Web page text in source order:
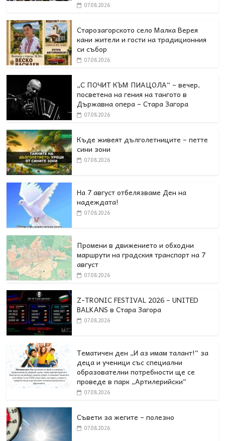
07.08.2026
Старозагорското село Малка Верея
кани жители и гости на традиционния
си събор
07.08.2026
„С ПОЧИТ КЪМ ПИАЦОЛА“ – вечер,
посветена на гения на тангото в
Държавна опера – Стара Загора
07.08.2026
Къде живеят дълголетниците – петте
сини зони
07.08.2026
На 7 август отбелязваме Ден на
надеждата!
07.08.2026
Промени в движението и обходни
маршрути на градския транспорт на 7
август
07.08.2026
Z-TRONIC FESTIVAL 2026 – UNITED
BALKANS в Стара Загора
07.08.2026
Тематичен ден „И аз имам талант!“ за
деца и ученици със специални
образователни потребности ще се
проведе в парк „Артилерийски“
07.08.2026
Съвети за жегите – полезно
07.08.2026